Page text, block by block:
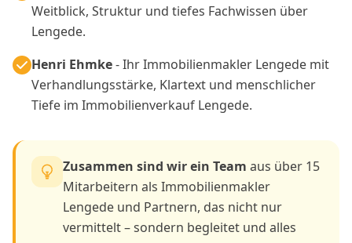
Weitblick, Struktur und tiefes Fachwissen über
Lengede.
Henri Ehmke- Ihr Immobilienmakler Lengede mit
Verhandlungsstärke, Klartext und menschlicher
Tiefe im Immobilienverkauf Lengede.
Zusammen sind wir ein Team aus über 15
Mitarbeitern als Immobilienmakler
Lengede und Partnern, das nicht nur
vermittelt – sondern begleitet und alles